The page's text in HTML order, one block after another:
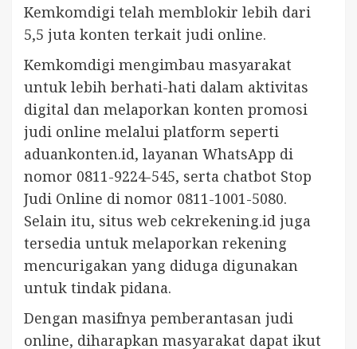
Kemkomdigi telah memblokir lebih dari
5,5 juta konten terkait judi online.
Kemkomdigi mengimbau masyarakat
untuk lebih berhati-hati dalam aktivitas
digital dan melaporkan konten promosi
judi online melalui platform seperti
aduankonten.id, layanan WhatsApp di
nomor 0811-9224-545, serta chatbot Stop
Judi Online di nomor 0811-1001-5080.
Selain itu, situs web cekrekening.id juga
tersedia untuk melaporkan rekening
mencurigakan yang diduga digunakan
untuk tindak pidana.
Dengan masifnya pemberantasan judi
online, diharapkan masyarakat dapat ikut